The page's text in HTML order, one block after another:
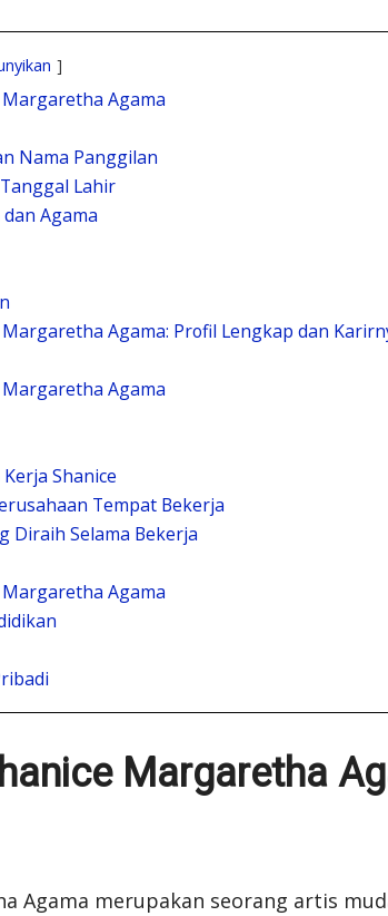
Agama
Nama Panggilan
Lahir
Agama
Margaretha Agama: Profil Lengkap dan
Agama
Shanice
Tempat Bekerja
Diraih Selama Bekerja
Agama
Margaretha
Agama merupakan seorang artis